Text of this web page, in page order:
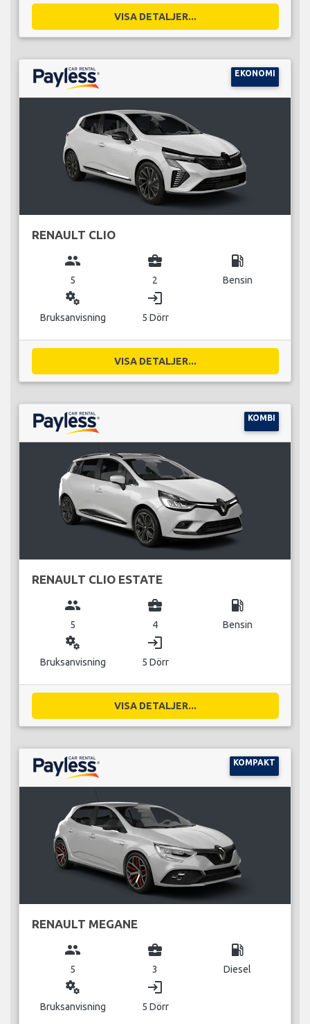
VISA DETALJER...
EKONOMI
RENAULT CLIO
group
5
business_center
2
local_gas_station
Bensin
miscellaneous_services
Bruksanvisning
login
5 Dörr
VISA DETALJER...
KOMBI
RENAULT CLIO ESTATE
group
5
business_center
4
local_gas_station
Bensin
miscellaneous_services
Bruksanvisning
login
5 Dörr
VISA DETALJER...
KOMPAKT
RENAULT MEGANE
group
5
business_center
3
local_gas_station
Diesel
miscellaneous_services
Bruksanvisning
login
5 Dörr